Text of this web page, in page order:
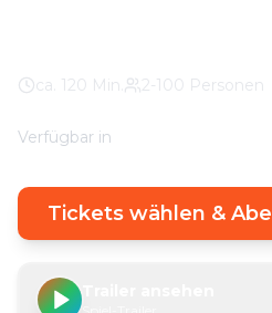
ca. 120 Min. 2-100 Personen
Verfügbar in
Tickets wählen &